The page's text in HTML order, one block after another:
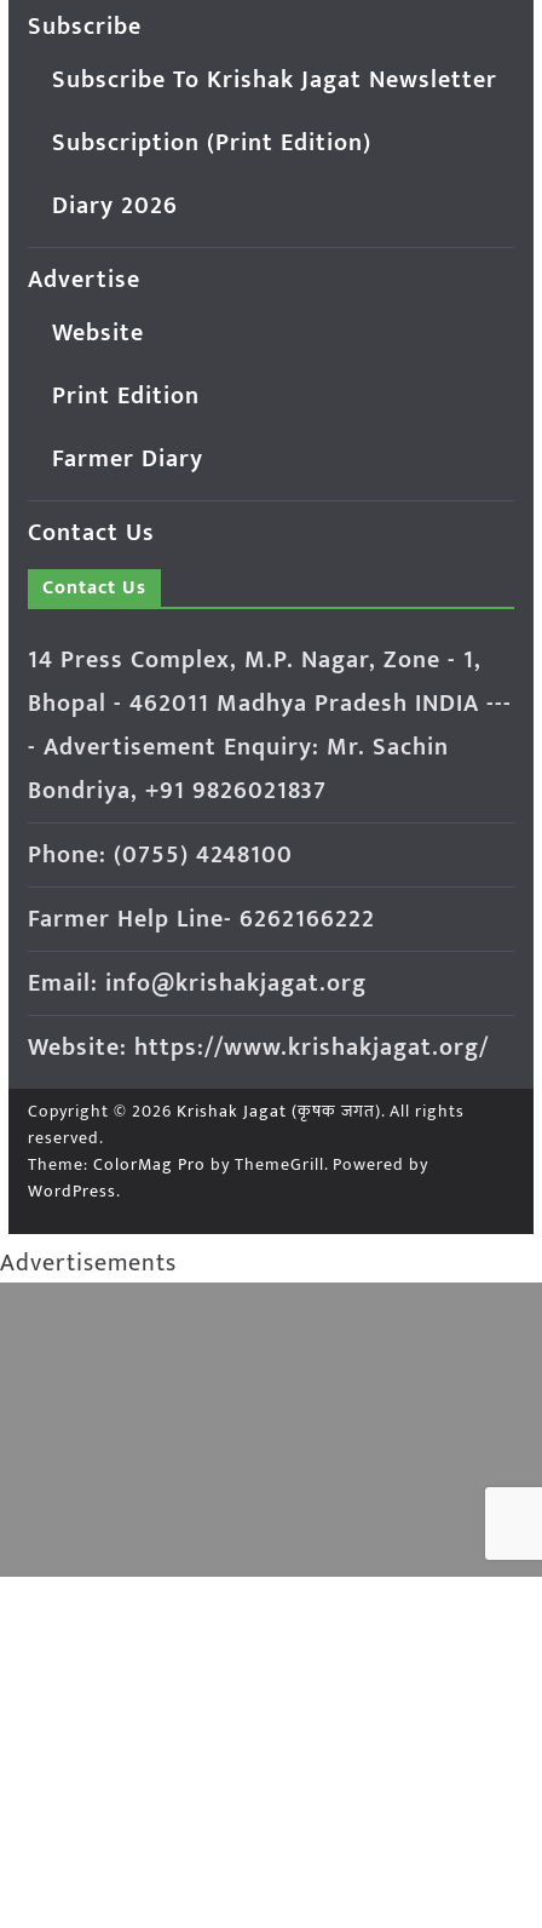
Subscribe
Subscribe To Krishak Jagat Newsletter
Subscription (Print Edition)
Diary 2026
Advertise
Website
Print Edition
Farmer Diary
Contact Us
Contact Us
14 Press Complex, M.P. Nagar, Zone - 1,
Bhopal - 462011 Madhya Pradesh INDIA ---
- Advertisement Enquiry: Mr. Sachin
Bondriya, +91 9826021837
Phone: (0755) 4248100
Farmer Help Line- 6262166222
Email: info@krishakjagat.org
Website: https://www.krishakjagat.org/
Copyright © 2026 Krishak Jagat (कृषक जगत). All rights
reserved.
Theme: ColorMag Pro by ThemeGrill. Powered by
WordPress.
Advertisements